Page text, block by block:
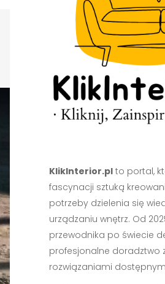
KlikInterior.plto portal,
fascynacji sztuką
potrzeby dzielenia się
urządzaniu wnętrz. Od
przewodnika po świecie
profesjonalne doradztwo
rozwiązaniami